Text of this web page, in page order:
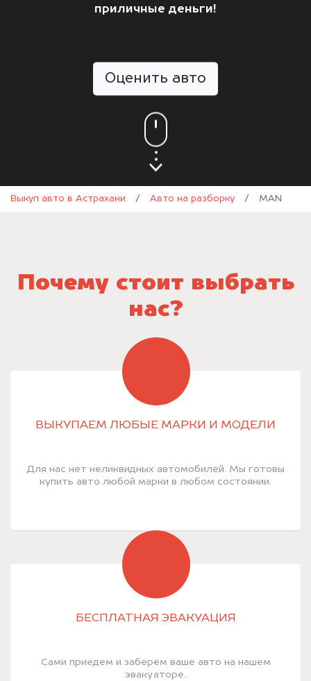
приличные деньги!
Оценить авто
Выкуп авто в Астрахани / Авто на разборку / MAN
Почему стоит выбрать
нас?
ВЫКУПАЕМ ЛЮБЫЕ МАРКИ И МОДЕЛИ
Для нас нет неликвидных автомобилей. Мы готовы
купить авто любой марки в любом состоянии.
БЕСПЛАТНАЯ ЭВАКУАЦИЯ
Сами приедем и заберём ваше авто на нашем
эвакуаторе.